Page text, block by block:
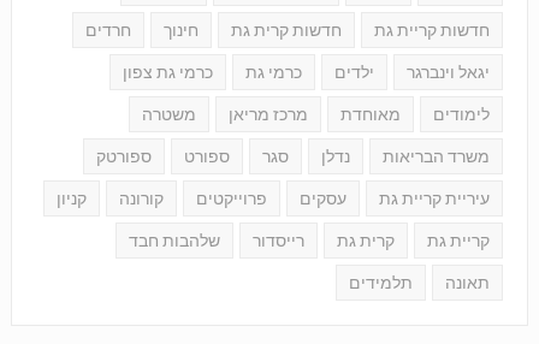
חדשות קריית גת חדשות קרית גת חינוך חרדים
יגאל וינברגר ילדים כרמי גת כרמי גת צפון
לימודים מאוחדת מרכז מריאן משטרה
משרד הבריאות נדלן סגר ספורט ספורטק
עיריית קריית גת עסקים פרוייקטים קורונה קניון
קריית גת קרית גת רייסדור שלהבות חבד
תאונה תלמידים